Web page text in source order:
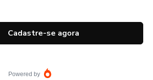
Cadastre-se agora
Powered by